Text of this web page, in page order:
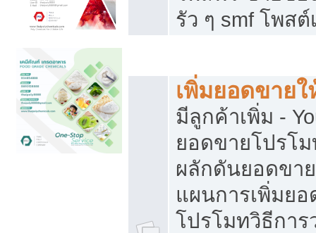
รัว ๆ smf โพส
เพิ่มยอดขายใ
มีลูกค้าเพิ่ม -
ยอดขายโปรโ
ผลักดันยอดขา
แผนการเพิ่มย
โปรโมทวิธีการ